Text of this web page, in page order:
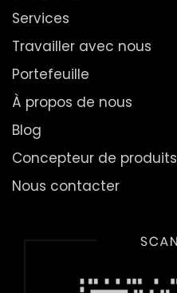
Services
Travailler avec nous
Portefeuille
À propos de nous
Blog
Concepteur de produits
Nous contacter